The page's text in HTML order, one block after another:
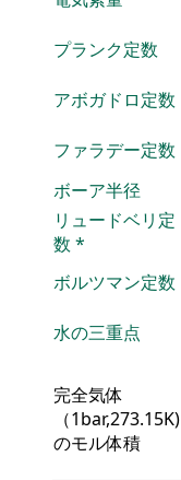
プランク定数
アボガドロ定数
ファラデー定数
ボーア半径
リュードベリ定
数 *
ボルツマン定数
水の三重点
完全気体
（1bar,273.15K)
のモル体積